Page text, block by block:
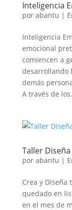
Inteligencia
por abantu |
Inteligencia
emocional
comiencen a
desarrollando
demás
A través de
Taller Diseña
por abantu |
Crea y Diseña
quedado en
en el mes de